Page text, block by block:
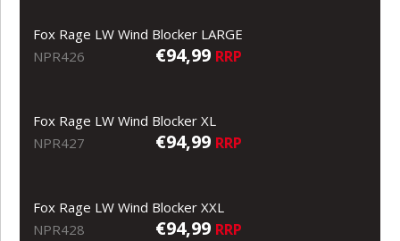
Fox Rage LW Wind Blocker LARGE
NPR426
€94,99 RRP
Fox Rage LW Wind Blocker XL
NPR427
€94,99 RRP
Fox Rage LW Wind Blocker XXL
NPR428
€94,99 RRP